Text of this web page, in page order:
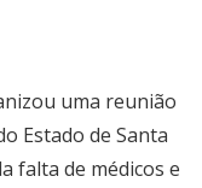
uma reunião
Estado de Santa
falta de médicos e